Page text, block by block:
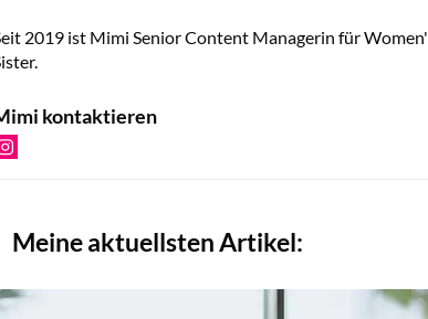
2019 ist Mimi Senior Content Managerin für
kontaktieren
Meine aktuellsten Artikel: